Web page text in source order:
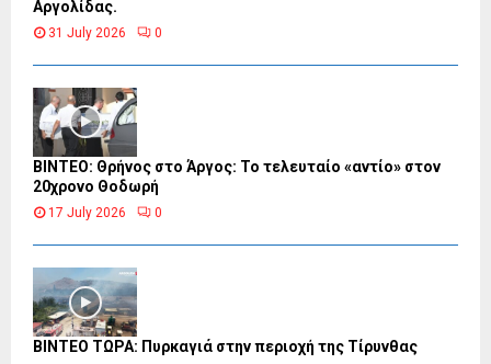
Αργολίδας.
31 July 2026 0
ΒΙΝΤΕΟ: Θρήνος στο Άργος: Το τελευταίο «αντίο» στον
20χρονο Θοδωρή
17 July 2026 0
ΒΙΝΤΕΟ ΤΩΡΑ: Πυρκαγιά στην περιοχή της Τίρυνθας